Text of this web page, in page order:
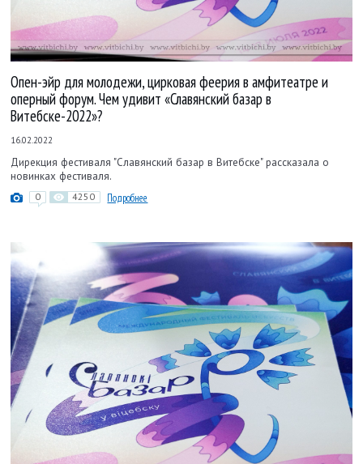
Опен-эйр для молодежи, цирковая феерия в амфитеатре и
оперный форум. Чем удивит «Славянский базар в
Витебске-2022»?
16.02.2022
Дирекция фестиваля "Славянский базар в Витебске" рассказала о
новинках фестиваля.
0 4250 Подробнее